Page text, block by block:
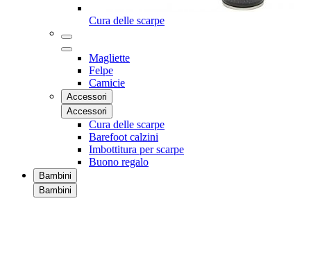
Cura delle scarpe
Magliette
Felpe
Camicie
Accessori
Accessori
Cura delle scarpe
Barefoot calzini
Imbottitura per scarpe
Buono regalo
Bambini
Bambini